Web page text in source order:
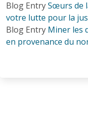
Blog EntrySœurs de
votre lutte pour la
Blog Entry Miner les
en provenance du